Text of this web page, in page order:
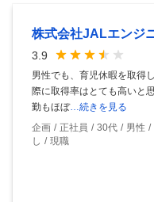
株式会社JALエンジ
3.9
男性でも、育児休暇を取得
際に取得率はとても高いと
勤もほぼ…続きを見る
企画
正社員 30代 男性
し
現職